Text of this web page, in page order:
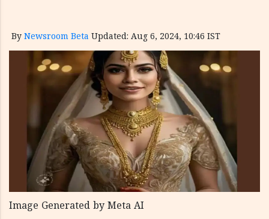
By Newsroom Beta Updated: Aug 6, 2024, 10:46 IST
Image Generated by Meta AI